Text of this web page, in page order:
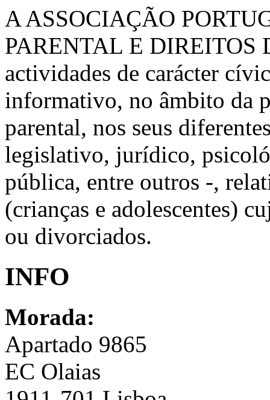
A ASSOCIAÇÃO
PARENTAL E DIREITOS
actividades de carácter
informativo, no âmbito da
parental, nos seus
legislativo, jurídico,
pública, entre outros -,
(crianças e adolescentes)
ou divorciados.
INFO
Morada:
Apartado 9865
EC Olaias